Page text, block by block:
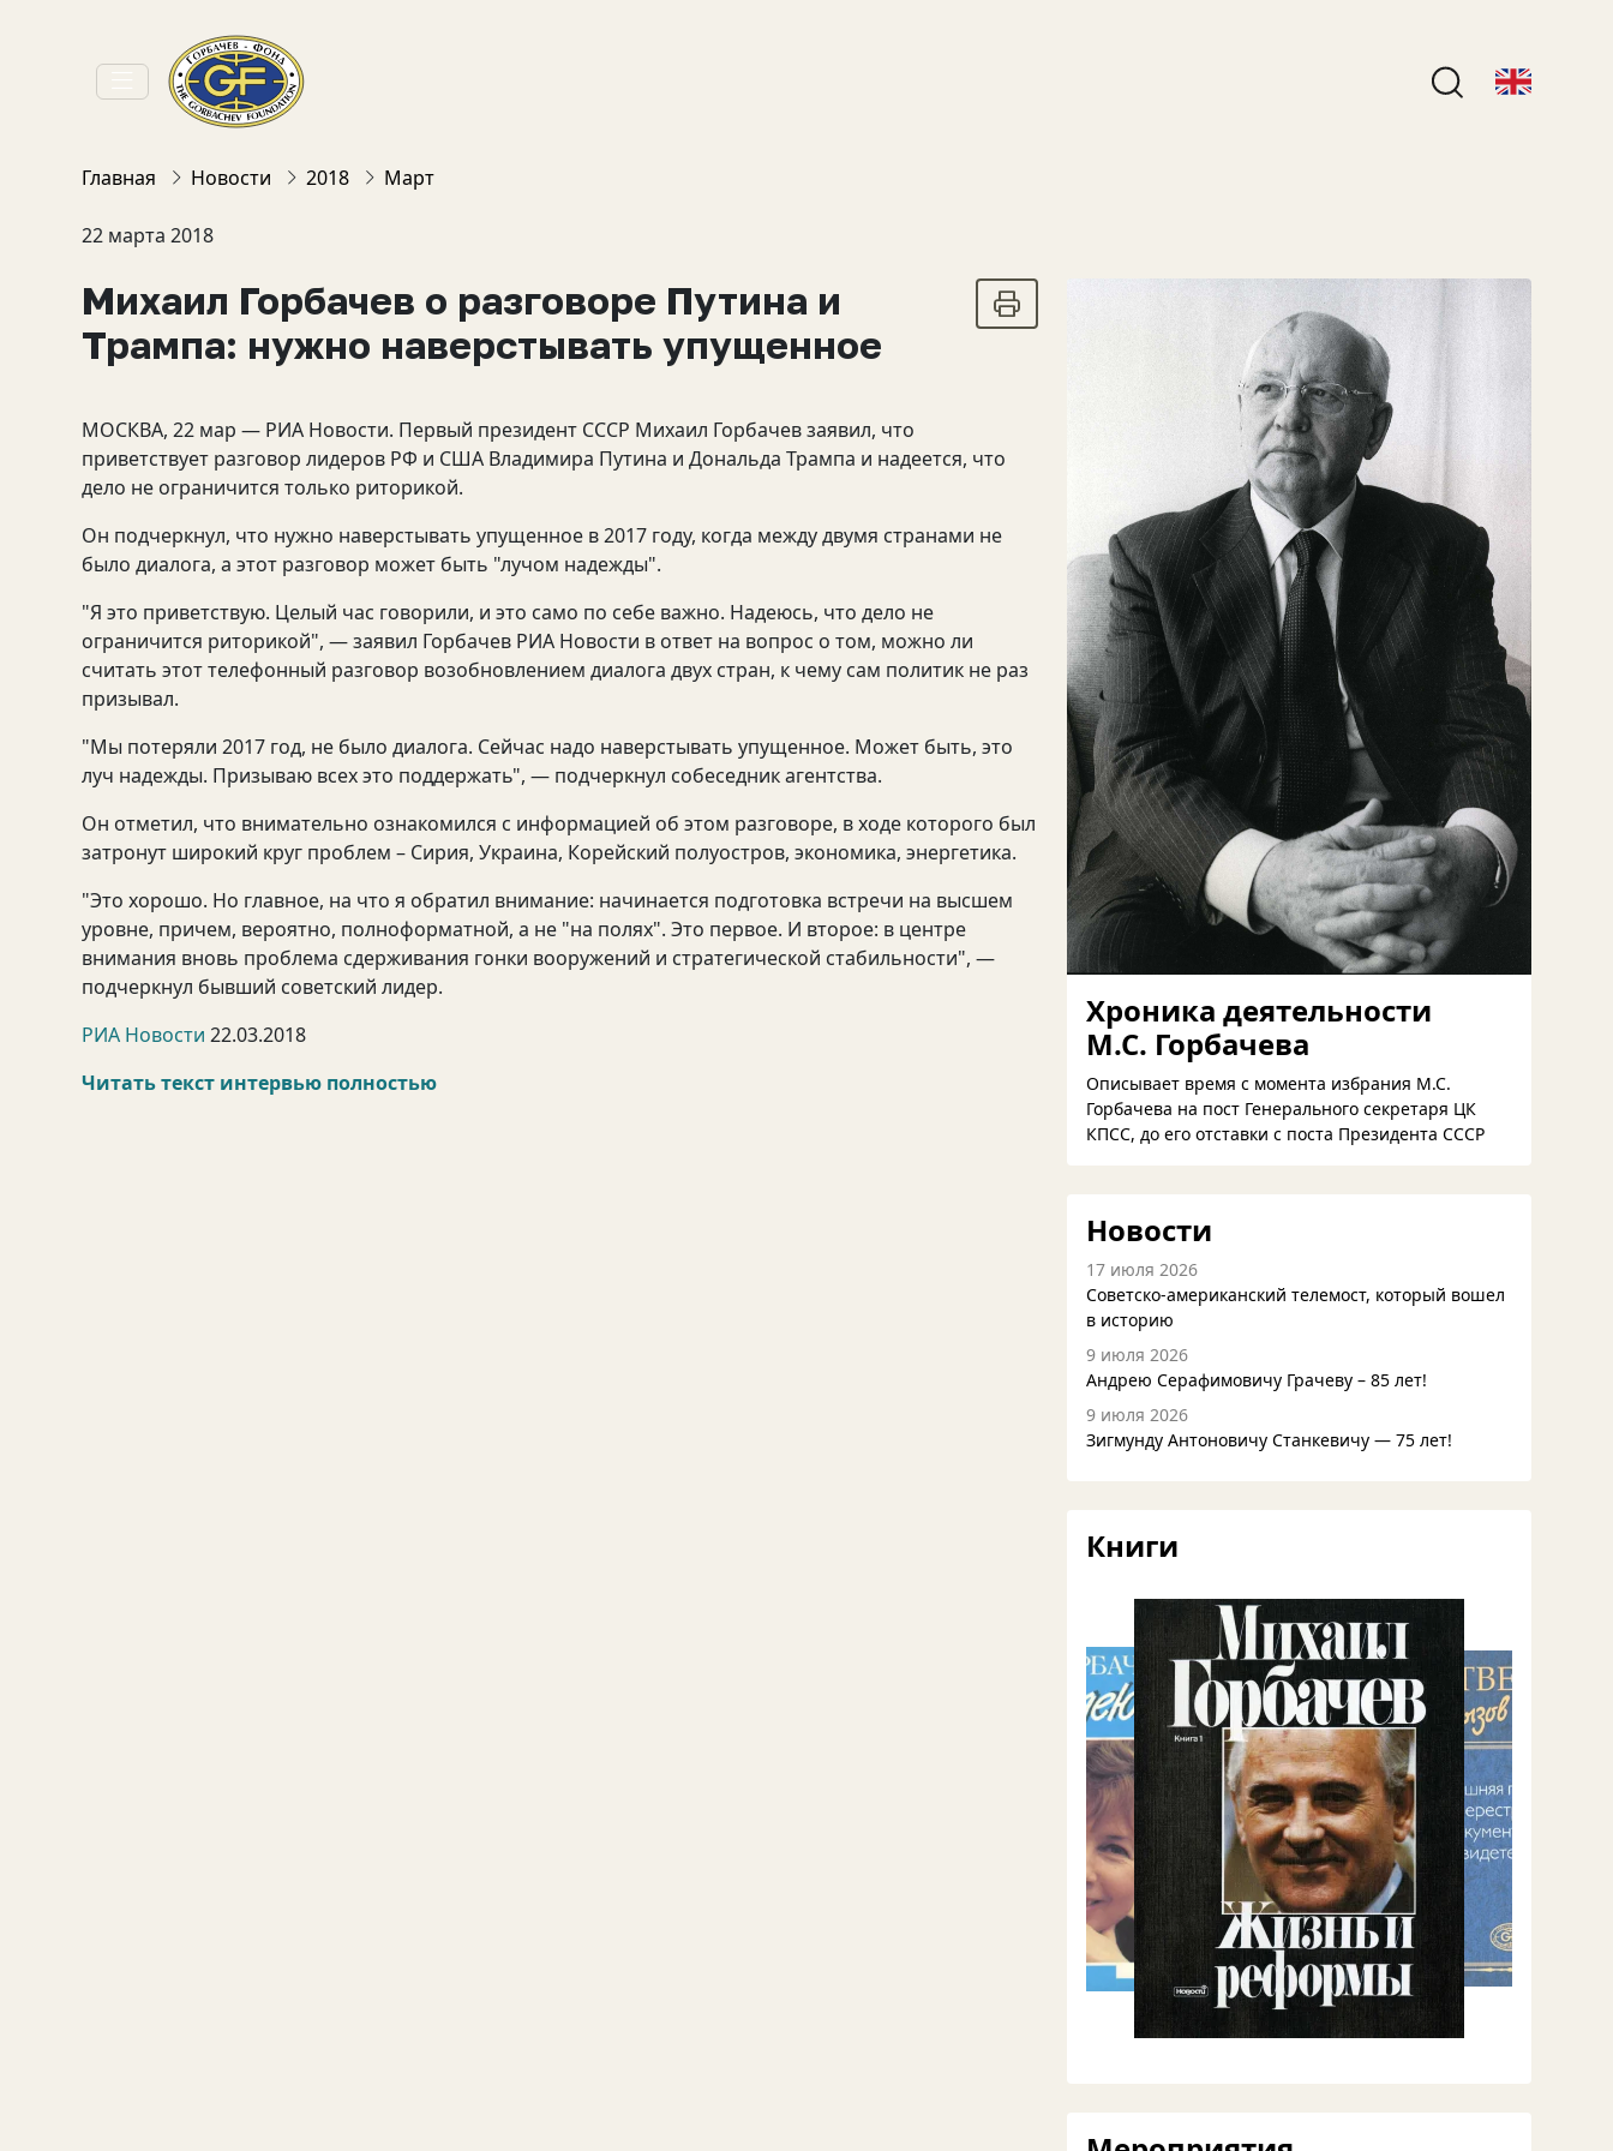
Главная Новости 2018 Март
22 марта 2018
Михаил Горбачев о разговоре Путина и
Трампа: нужно наверстывать упущенное
МОСКВА, 22 мар — РИА Новости. Первый президент СССР Михаил Горбачев заявил, что
приветствует разговор лидеров РФ и США Владимира Путина и Дональда Трампа и надеется, что
дело не ограничится только риторикой.
Он подчеркнул, что нужно наверстывать упущенное в 2017 году, когда между двумя странами не
было диалога, а этот разговор может быть "лучом надежды".
"Я это приветствую. Целый час говорили, и это само по себе важно. Надеюсь, что дело не
ограничится риторикой", — заявил Горбачев РИА Новости в ответ на вопрос о том, можно ли
считать этот телефонный разговор возобновлением диалога двух стран, к чему сам политик не раз
призывал.
"Мы потеряли 2017 год, не было диалога. Сейчас надо наверстывать упущенное. Может быть, это
луч надежды. Призываю всех это поддержать", — подчеркнул собеседник агентства.
Он отметил, что внимательно ознакомился с информацией об этом разговоре, в ходе которого был
затронут широкий круг проблем – Сирия, Украина, Корейский полуостров, экономика, энергетика.
"Это хорошо. Но главное, на что я обратил внимание: начинается подготовка встречи на высшем
уровне, причем, вероятно, полноформатной, а не "на полях". Это первое. И второе: в центре
внимания вновь проблема сдерживания гонки вооружений и стратегической стабильности", —
подчеркнул бывший советский лидер.
РИА Новости 22.03.2018
Читать текст интервью полностью
Хроника деятельности
М.С. Горбачева
Описывает время с момента избрания М.С.
Горбачева на пост Генерального секретаря ЦК
КПСС, до его отставки с поста Президента СССР
Новости
17 июля 2026
Советско-американский телемост, который вошел
в историю
9 июля 2026
Андрею Серафимовичу Грачеву – 85 лет!
9 июля 2026
Зигмунду Антоновичу Станкевичу — 75 лет!
Книги